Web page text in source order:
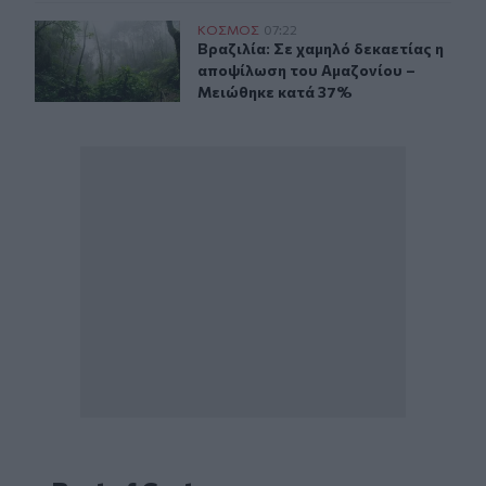
Βραζιλία: Σε χαμηλό δεκαετίας η αποψίλωση του
ΚΟΣΜΟΣ 07:22
Βραζιλία: Σε χαμηλό δεκαετίας η
Βραζιλία: Σε χαμηλό δεκαετίας η
αποψίλωση του Αμαζονίου –
Μειώθηκε κατά 37%